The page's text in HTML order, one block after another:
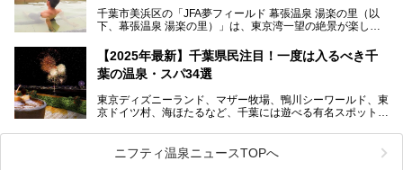
ださい。
提供元：花王株式会社【PR】
この記事は花王株式会社商品のPRレポート記事です。
千葉市美浜区の「JFA夢フィールド 幕張温泉 湯楽の里（以
下、幕張温泉 湯楽の里）」は、東京湾一望の絶景が楽しめ
設備も天然温泉の露天風呂、サウナ、岩盤浴のほか、高濃度
炭酸泉、海の見えるお休み処や食事処、展望抜群の屋上ま
で、年代を問わずたっぷり楽しめます。
今回は人気のこの施設の中でも、特におススメしたい3つの
ポイントについて厳選してお届けします。読めばきっと、行
【2025年最新】千葉県民注目！一度は入るべき千
葉の温泉・スパ34選
東京ディズニーランド、マザー牧場、鴨川シーワールド、東
京ドイツ村、海ほたるなど、千葉には遊べる有名スポットが
県で生まれ、千葉県で育ち、つい最近まで千葉在住だった私
がお勧めする、一度は入るべき千葉の温泉・スパ34選をま
とめました。
ニフティ温泉ニュースTOPへ